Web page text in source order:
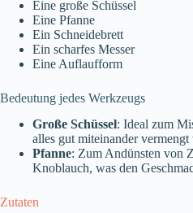
Eine große Schüssel
Eine Pfanne
Ein Schneidebrett
Ein scharfes Messer
Eine Auflaufform
Bedeutung jedes Werkzeugs
Große Schüssel: Ideal zum
alles gut miteinander
Pfanne: Zum Andünsten von
Knoblauch, was den
Zutaten